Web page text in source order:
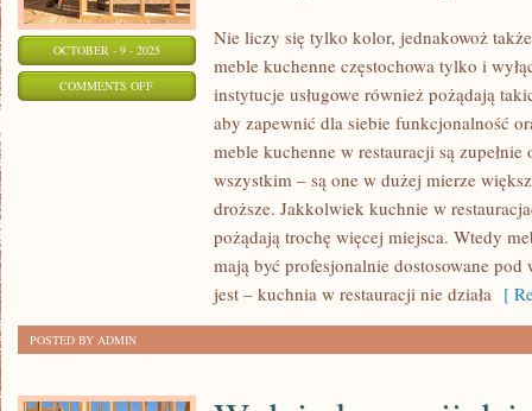
OCTOBER - 9 - 2025
COMMENTS OFFON
WZORNICTWO
ORAZ
Nie liczy się tylko kolor, jednakowoż
meble kuchenne częstochowa tylko i
instytucje usługowe również pożądają
aby zapewnić dla siebie funkcjonalność
meble kuchenne w restauracji są
wszystkim – są one w dużej mierze
droższe. Jakkolwiek kuchnie w
pożądają trochę więcej miejsca. Wtedy
mają być profesjonalnie dostosowane
jest – kuchnia w restauracji nie działa [
POSTED BY ADMIN